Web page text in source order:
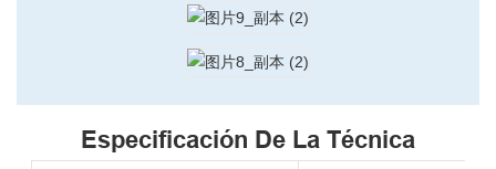
Especificación De La Técnica